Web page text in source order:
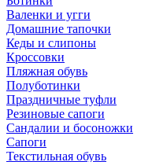
Валенки и угги
Домашние тапочки
Кеды и слипоны
Кроссовки
Пляжная обувь
Полуботинки
Праздничные туфли
Резиновые сапоги
Сандалии и босоножки
Сапоги
Текстильная обувь